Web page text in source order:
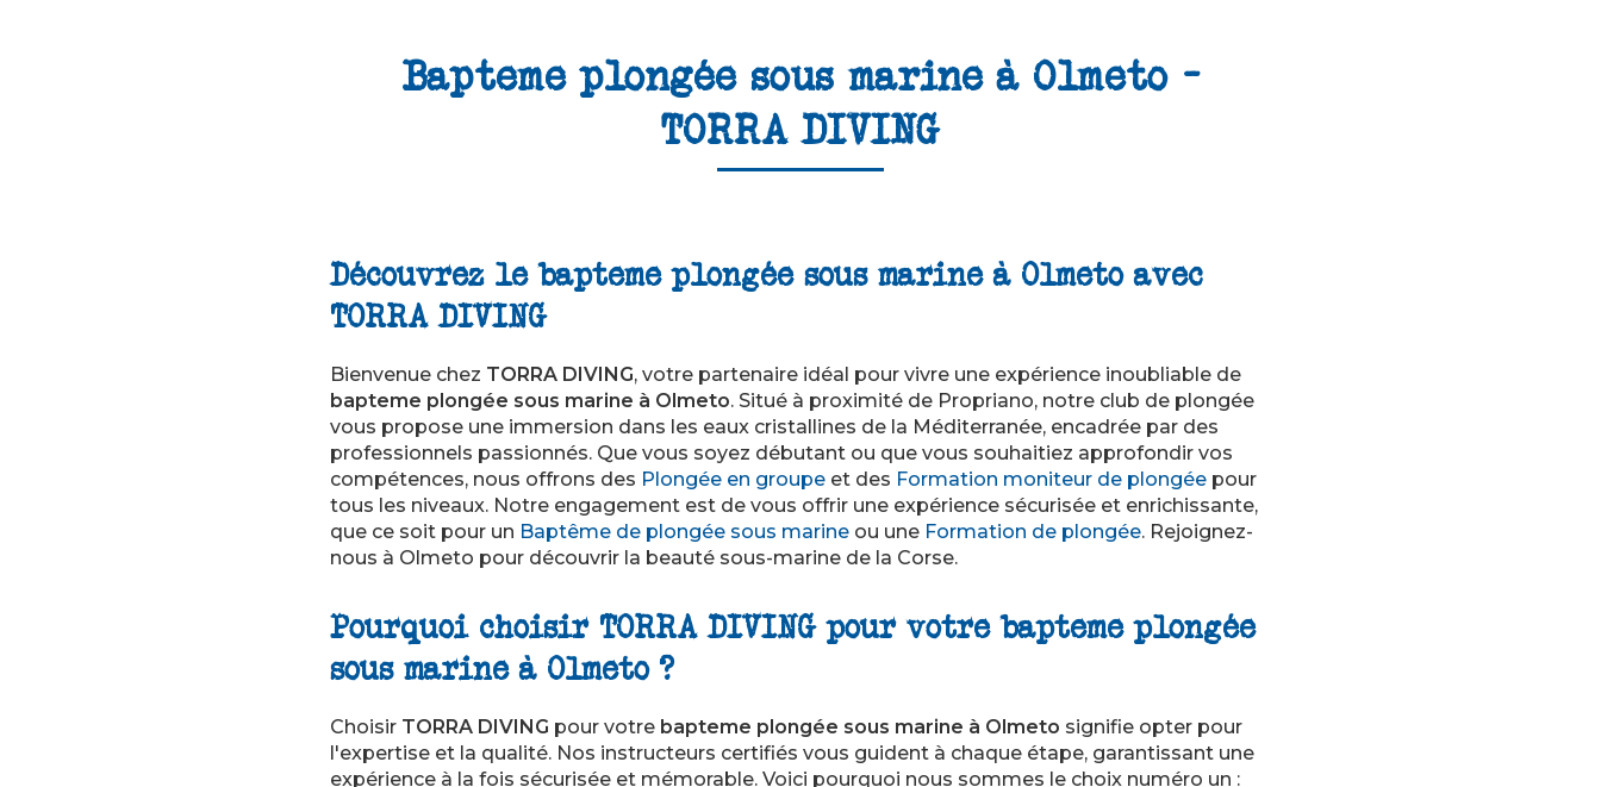
Bapteme plongée sous marine à Olmeto -
TORRA DIVING
Découvrez le bapteme plongée sous marine à Olmeto avec
TORRA DIVING
Bienvenue chez TORRA DIVING, votre partenaire idéal pour vivre une expérience inoubliable de
bapteme plongée sous marine à Olmeto. Situé à proximité de Propriano, notre club de plongée
vous propose une immersion dans les eaux cristallines de la Méditerranée, encadrée par des
professionnels passionnés. Que vous soyez débutant ou que vous souhaitiez approfondir vos
compétences, nous offrons des Plongée en groupe et des Formation moniteur de plongée pour
tous les niveaux. Notre engagement est de vous offrir une expérience sécurisée et enrichissante,
que ce soit pour un Baptême de plongée sous marine ou une Formation de plongée. Rejoignez-
nous à Olmeto pour découvrir la beauté sous-marine de la Corse.
Pourquoi choisir TORRA DIVING pour votre bapteme plongée
sous marine à Olmeto ?
Choisir TORRA DIVING pour votre bapteme plongée sous marine à Olmeto signifie opter pour
l'expertise et la qualité. Nos instructeurs certifiés vous guident à chaque étape, garantissant une
expérience à la fois sécurisée et mémorable. Voici pourquoi nous sommes le choix numéro un :